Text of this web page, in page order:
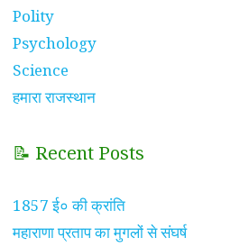
Polity
Psychology
Science
हमारा राजस्थान
📝 Recent Posts
1857 ई० की क्रांति
महाराणा प्रताप का मुगलों से संघर्ष